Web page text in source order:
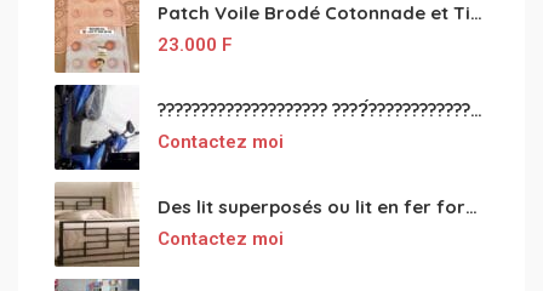
Patch Voile Brodé Cotonnade et Tinu Minu de l’Inde ???????? ????
23.000 F
???????????????????? ????́???????????????????????????????????????? à vendre
Contactez moi
Des lit superposés ou lit en fer forgé grande classes disponible
Contactez moi